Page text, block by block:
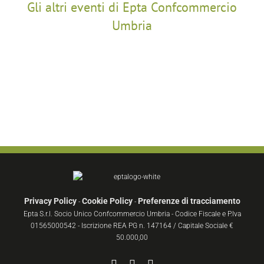
Gli altri eventi di Epta Confcommercio
Umbria
Privacy Policy- Cookie Policy- Preferenze di tracciamento
Epta S.r.l. Socio Unico Confcommercio Umbria - Codice Fiscale e P.Iva
01565000542 - Iscrizione REA PG n. 147164 / Capitale Sociale €
50.000,00